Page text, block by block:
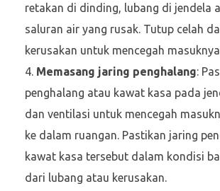
retakan di dinding, lubang di jendela
saluran air yang rusak. Tutup celah
kerusakan untuk mencegah
Memasang jaring penghalang:
penghalang atau kawat kasa pada
dan ventilasi untuk mencegah
ke dalam ruangan. Pastikan jaring
kawat kasa tersebut dalam kondisi
dari lubang atau kerusakan.